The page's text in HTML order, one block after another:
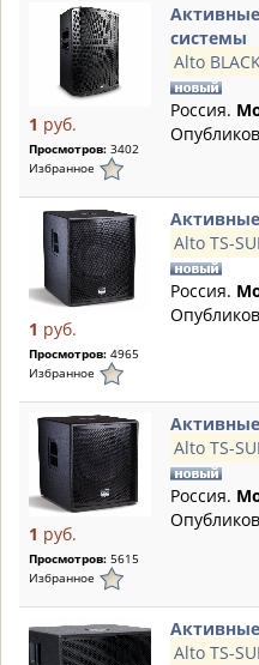
1 руб.
Просмотров: 3402
Избранное
системы
Alto
Россия.
1 руб.
Просмотров: 4965
Избранное
Alto TS-
Россия.
1 руб.
Просмотров: 5615
Избранное
Alto TS-
Россия.
Alto TS-